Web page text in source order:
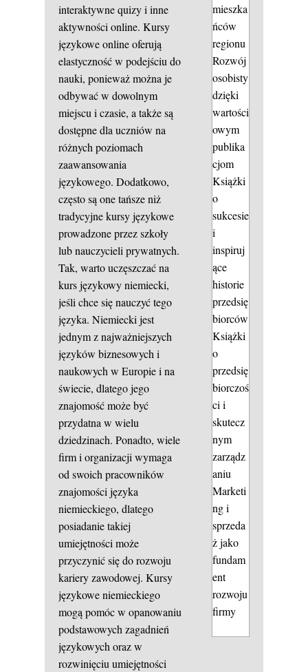
interaktywne quizy i inne
aktywności online. Kursy
językowe online oferują
elastyczność w podejściu do
nauki, ponieważ można je
odbywać w dowolnym
miejscu i czasie, a także są
dostępne dla uczniów na
różnych poziomach
zaawansowania
językowego. Dodatkowo,
często są one tańsze niż
tradycyjne kursy językowe
prowadzone przez szkoły
lub nauczycieli prywatnych.
Tak, warto uczęszczać na
kurs językowy niemiecki,
jeśli chce się nauczyć tego
języka. Niemiecki jest
jednym z najważniejszych
języków biznesowych i
naukowych w Europie i na
świecie, dlatego jego
znajomość może być
przydatna w wielu
dziedzinach. Ponadto, wiele
firm i organizacji wymaga
od swoich pracowników
znajomości języka
niemieckiego, dlatego
posiadanie takiej
umiejętności może
przyczynić się do rozwoju
kariery zawodowej. Kursy
językowe niemieckiego
mogą pomóc w opanowaniu
podstawowych zagadnień
językowych oraz w
rozwinięciu umiejętności
mieszka
ńców
regionu
Rozwój
osobisty
dzięki
wartości
owym
publika
cjom
Książki
o
sukcesie
i
inspiruj
ące
historie
przedsię
biorców
Książki
o
przedsię
biorczoś
ci i
skutecz
nym
zarządz
aniu
Marketi
ng i
sprzeda
ż jako
fundam
ent
rozwoju
firmy